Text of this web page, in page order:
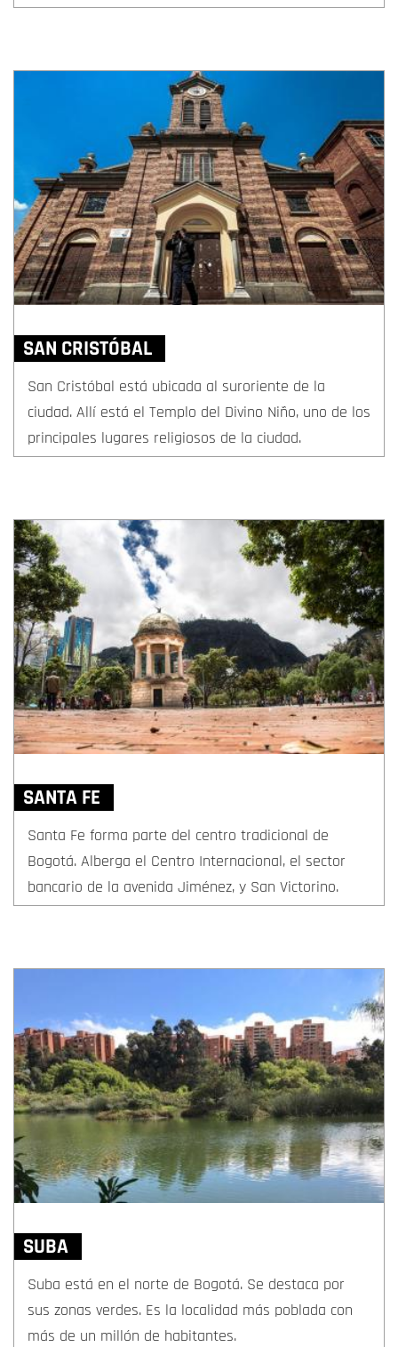
SAN CRISTÓBAL
San Cristóbal está ubicada al suroriente de la
ciudad. Allí está el Templo del Divino Niño, uno de los
principales lugares religiosos de la ciudad.
SANTA FE
Santa Fe forma parte del centro tradicional de
Bogotá. Alberga el Centro Internacional, el sector
bancario de la avenida Jiménez, y San Victorino.
SUBA
Suba está en el norte de Bogotá. Se destaca por
sus zonas verdes. Es la localidad más poblada con
más de un millón de habitantes.